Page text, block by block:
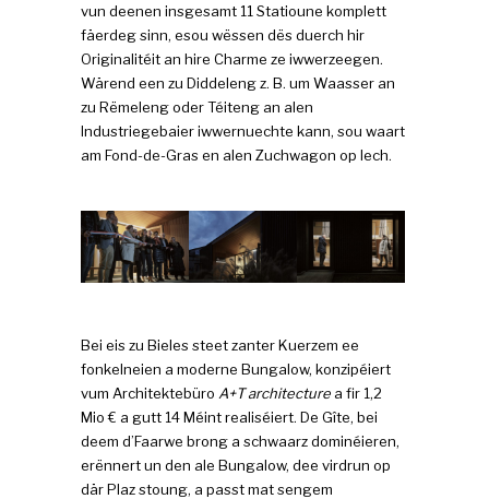
vun deenen insgesamt 11 Statioune komplett
fäerdeg sinn, esou wëssen dës duerch hir
Originalitéit an hire Charme ze iwwerzeegen.
Wärend een zu Diddeleng z. B. um Waasser an
zu Rëmeleng oder Téiteng an alen
Industriegebaier iwwernuechte kann, sou waart
am Fond-de-Gras en alen Zuchwagon op Iech.
Bei eis zu Bieles steet zanter Kuerzem ee
fonkelneien a moderne Bungalow, konzipéiert
vum Architektebüro A+T architecture a fir 1,2
Mio € a gutt 14 Méint realiséiert. De Gîte, bei
deem d’Faarwe brong a schwaarz dominéieren,
erënnert un den ale Bungalow, dee virdrun op
där Plaz stoung, a passt mat sengem